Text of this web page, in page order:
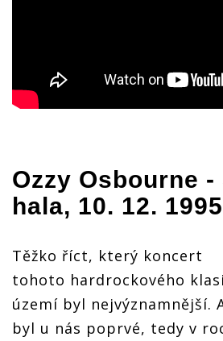
Ozzy Osbourne -
hala, 10. 12. 1995
Těžko říct, který koncert
tohoto hardrockového
území byl nejvýznamnější.
byl u nás poprvé, tedy v